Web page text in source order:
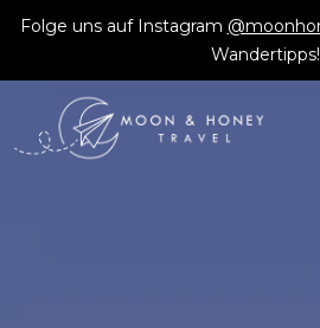
Zum
springen
Folge uns auf Instagram
Wandertipps!